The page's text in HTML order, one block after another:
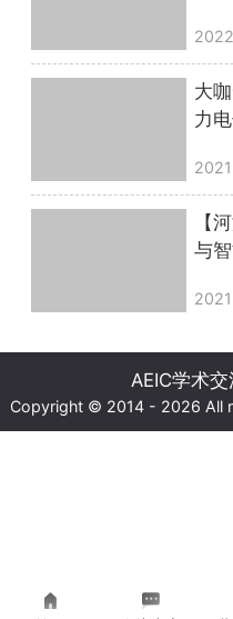
大
力
【
与
AEIC学术
Copyright © 2014 - 2026 All